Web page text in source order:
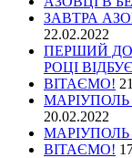
ЗАВТРА
22.02.2022
ПЕРШИЙ
РОЦІ
ВІТАЄМО!
МАРІУПОЛЬ
20.02.2022
МАРІУПОЛЬ
ВІТАЄМО!